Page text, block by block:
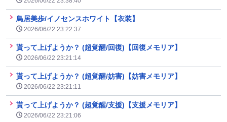
鳥居美歩/イノセンスホワイト【衣装】
2026/06/22 23:22:37
貰って上げようか？ (超覚醒/回復)【回復メモリア】
2026/06/22 23:21:14
貰って上げようか？ (超覚醒/妨害)【妨害メモリア】
2026/06/22 23:21:11
貰って上げようか？ (超覚醒/支援)【支援メモリア】
2026/06/22 23:21:06